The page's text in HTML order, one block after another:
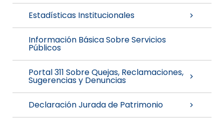
Estadísticas Institucionales
Información Básica Sobre Servicios
Públicos
Portal 311 Sobre Quejas, Reclamaciones,
Sugerencias y Denuncias
Declaración Jurada de Patrimonio